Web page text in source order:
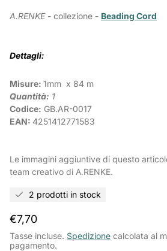
A.RENKE - collezione - Beading Cord
Dettagli:
Misure: 1mm x 84 m
Quantità: 1
Codice: GB.AR-0017
EAN: 4251412771583
Le immagini aggiuntive di questo
team creativo di A.RENKE.
2 prodotti in stock
Prezzo
normale
€7,70
Tasse incluse. Spedizione calcolata al
pagamento.